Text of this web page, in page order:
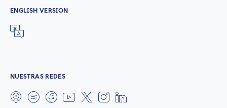
ENGLISH VERSION
NUESTRAS REDES